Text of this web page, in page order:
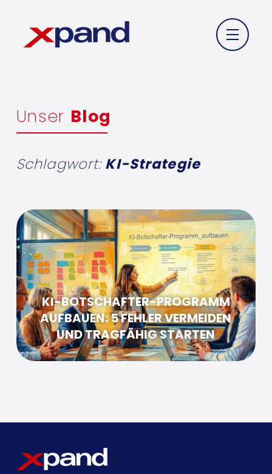
Unser Blog
Schlagwort:KI-Strategie
KI-BOTSCHAFTER-PROGRAMM
AUFBAUEN: 5 FEHLER VERMEIDEN
UND TRAGFÄHIG STARTEN